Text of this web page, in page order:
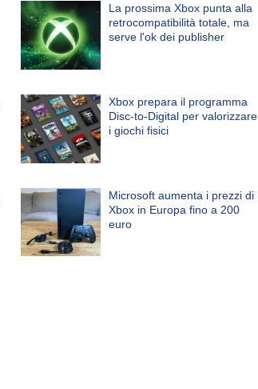
La prossima Xbox punta alla
retrocompatibilità totale, ma
serve l'ok dei publisher
Xbox prepara il programma
Disc-to-Digital per valorizzare
i giochi fisici
Microsoft aumenta i prezzi di
Xbox in Europa fino a 200
euro